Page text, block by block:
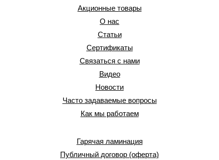
Акционные товары
О нас
Статьи
Сертификаты
Связаться с нами
Видео
Новости
Часто задаваемые вопросы
Как мы работаем
Гарячая ламинация
Публичный договор (оферта)